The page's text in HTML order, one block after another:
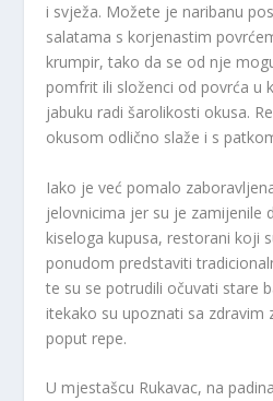
i svježa. Možete je naribanu
salatama s korjenastim
krumpir, tako da se od nje
pomfrit ili složenci od povrća u
jabuku radi šarolikosti okusa.
okusom odlično slaže i s
Iako je već pomalo
jelovnicima jer su je zamijenile
kiseloga kupusa, restorani koji
ponudom predstaviti
te su se potrudili očuvati stare
itekako su upoznati sa zdravim
poput repe.
U mjestašcu Rukavac, na